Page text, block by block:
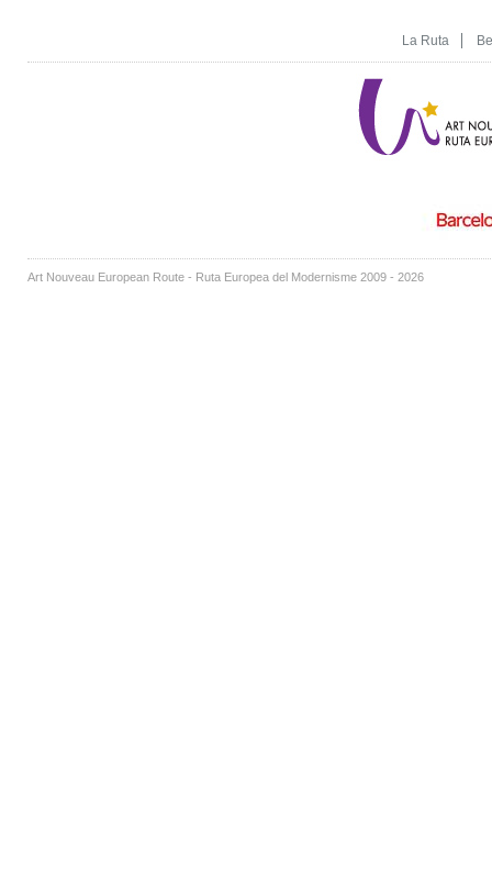
La Ruta
Art Nouveau European Route - Ruta Europea del Modernisme 2009 - 2026